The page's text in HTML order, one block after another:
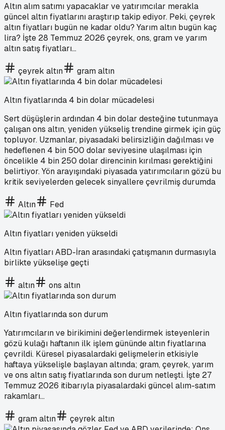
Altın alım satımı yapacaklar ve yatırımcılar merakla
güncel altın fiyatlarını araştırıp takip ediyor. Peki, çeyrek
altın fiyatları bugün ne kadar oldu? Yarım altın bugün kaç
lira? İşte 28 Temmuz 2026 çeyrek, ons, gram ve yarım
altın satış fiyatları...
çeyrek altın gram altın
Altın fiyatlarında 4 bin dolar mücadelesi
Sert düşüşlerin ardından 4 bin dolar desteğine tutunmaya
çalışan ons altın, yeniden yükseliş trendine girmek için güç
topluyor. Uzmanlar, piyasadaki belirsizliğin dağılması ve
hedeflenen 4 bin 500 dolar seviyesine ulaşılması için
öncelikle 4 bin 250 dolar direncinin kırılması gerektiğini
belirtiyor. Yön arayışındaki piyasada yatırımcıların gözü bu
kritik seviyelerden gelecek sinyallere çevrilmiş durumda
Altın Fed
Altın fiyatları yeniden yükseldi
Altın fiyatları ABD-İran arasındaki çatışmanın durmasıyla
birlikte yükselişe geçti
altın ons altın
Altın fiyatlarında son durum
Yatırımcıların ve birikimini değerlendirmek isteyenlerin
gözü kulağı haftanın ilk işlem gününde altın fiyatlarına
çevrildi. Küresel piyasalardaki gelişmelerin etkisiyle
haftaya yükselişle başlayan altında; gram, çeyrek, yarım
ve ons altın satış fiyatlarında son durum netleşti. İşte 27
Temmuz 2026 itibarıyla piyasalardaki güncel alım-satım
rakamları...
gram altın çeyrek altın